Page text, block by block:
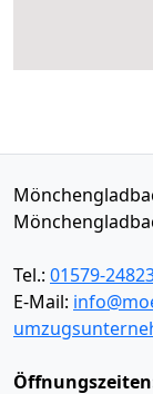
Tel.: 01579-
E-Mail: